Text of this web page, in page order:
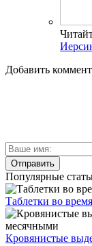
Добавить
Популярные
Таблетки во
Кровянистые